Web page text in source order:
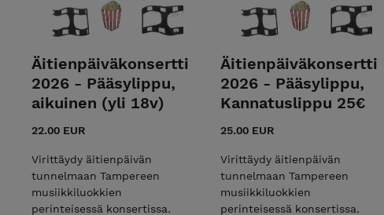
Äitienpäiväkonsertti
2026 - Pääsylippu,
aikuinen (yli 18v)
22.00 EUR
Virittäydy äitienpäivän
tunnelmaan Tampereen
musiikkiluokkien
perinteisessä konsertissa.
Äitienpäiväkonsertti
2026 - Pääsylippu,
Kannatuslippu 25€
25.00 EUR
Virittäydy äitienpäivän
tunnelmaan Tampereen
musiikkiluokkien
perinteisessä konsertissa.